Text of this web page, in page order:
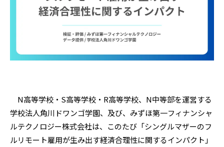
N高等学校・S高等学校・R高等学校、N中等部を運営する
学校法人角川ドワンゴ学園、及び、みずほ第一フィナンシャ
ルテクノロジー株式会社は、このたび「シングルマザーのフ
ルリモート雇用が生み出す経済合理性に関するインパクト」